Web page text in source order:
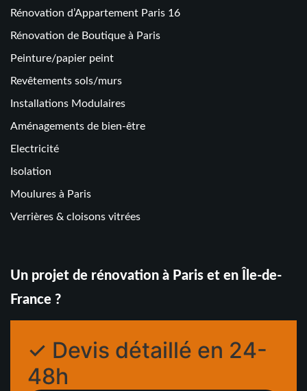
Rénovation d’Appartement Paris 16
Rénovation de Boutique à Paris
Peinture/papier peint
Revêtements sols/murs
Installations Modulaires
Aménagements de bien-être
Electricité
Isolation
Moulures à Paris
Verrières & cloisons vitrées
Un projet de rénovation à Paris et en Île-de-
France ?
✓ Devis détaillé en 24-
48h